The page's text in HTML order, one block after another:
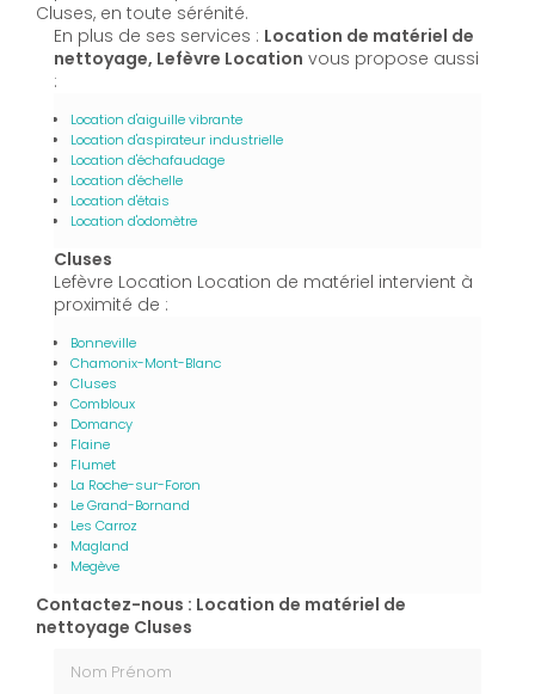
Cluses, en toute sérénité.
En plus de ses services : Location de matériel de
nettoyage, Lefèvre Location vous propose aussi
:
Location d'aiguille vibrante
Location d'aspirateur industrielle
Location d'échafaudage
Location d'échelle
Location d'étais
Location d'odomètre
Cluses
Lefèvre Location Location de matériel intervient à
proximité de :
Bonneville
Chamonix-Mont-Blanc
Cluses
Combloux
Domancy
Flaine
Flumet
La Roche-sur-Foron
Le Grand-Bornand
Les Carroz
Magland
Megève
Contactez-nous : Location de matériel de
nettoyage Cluses